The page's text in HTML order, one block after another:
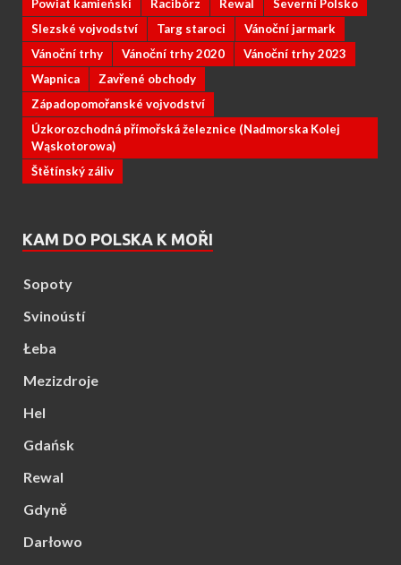
Powiat kamieński
Racibórz Rewal
Severní Polsko
Slezské vojvodství
Targ staroci
Vánoční jarmark
Vánoční trhy
Vánoční trhy 2020
Vánoční trhy 2023
Wapnica
Zavřené obchody
Západopomořanské vojvodství
Úzkorozchodná přímořská železnice (Nadmorska Kolej
Wąskotorowa)
Štětínský záliv
KAM DO POLSKA K MOŘI
Sopoty
Svinoústí
Łeba
Mezizdroje
Hel
Gdańsk
Rewal
Gdyně
Darłowo